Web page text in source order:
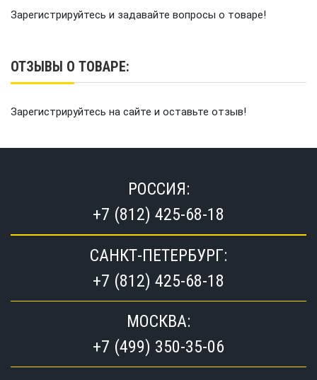
Зарегистрируйтесь и задавайте вопросы о товаре!
ОТЗЫВЫ О ТОВАРЕ:
Зарегистрируйтесь на сайте и оставьте отзыв!
РОССИЯ:
+7 (812) 425-68-18
САНКТ-ПЕТЕРБУРГ:
+7 (812) 425-68-18
МОСКВА:
+7 (499) 350-35-06